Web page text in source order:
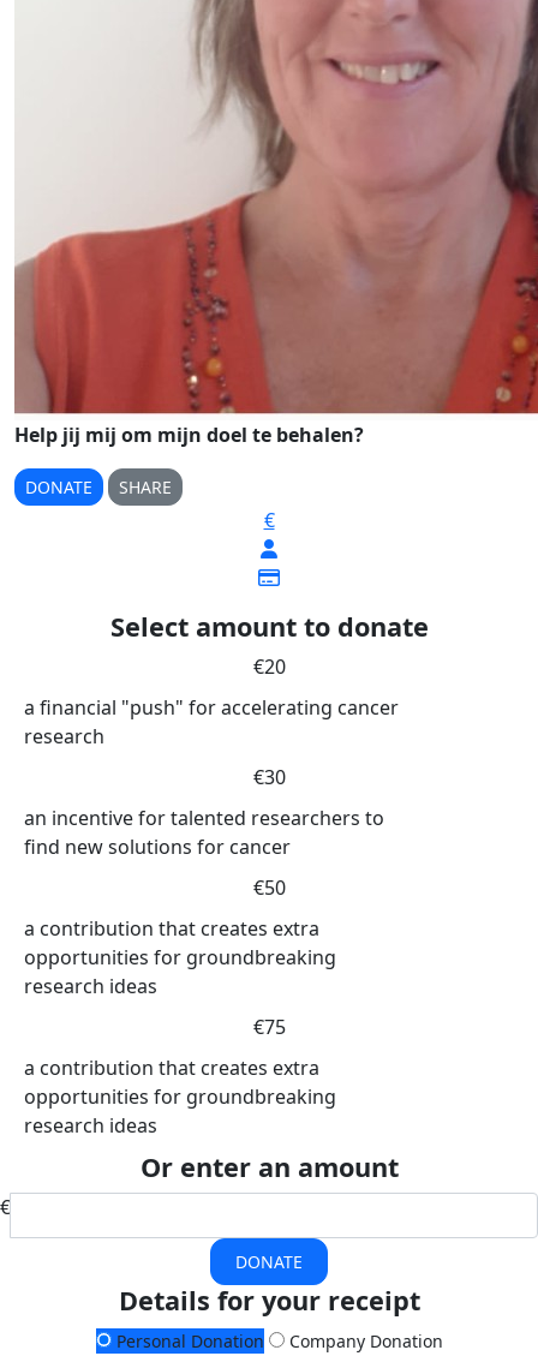
Help jij mij om mijn doel te behalen?
DONATE SHARE
€
Select amount to donate
€20
a financial "push" for accelerating cancer
research
€30
an incentive for talented researchers to
find new solutions for cancer
€50
a contribution that creates extra
opportunities for groundbreaking
research ideas
€75
a contribution that creates extra
opportunities for groundbreaking
research ideas
Or enter an amount
€
DONATE
Details for your receipt
Personal Donation
Company Donation